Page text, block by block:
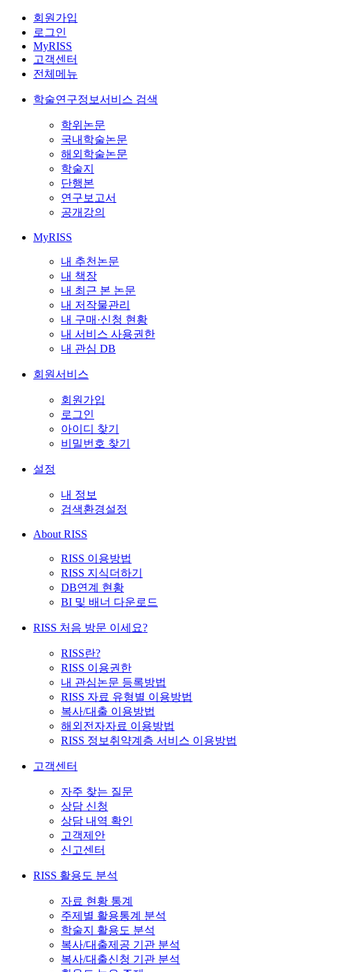
회원가입
로그인
MyRISS
고객센터
전체메뉴
학술연구정보서비스 검색
학위논문
국내학술논문
해외학술논문
학술지
단행본
연구보고서
공개강의
MyRISS
내 추천논문
내 책장
내 최근 본 논문
내 저작물관리
내 구매·신청 현황
내 서비스 사용권한
내 관심 DB
회원서비스
회원가입
로그인
아이디 찾기
비밀번호 찾기
설정
내 정보
검색환경설정
About RISS
RISS 이용방법
RISS 지식더하기
DB연계 현황
BI 및 배너 다운로드
RISS 처음 방문 이세요?
RISS란?
RISS 이용권한
내 관심논문 등록방법
RISS 자료 유형별 이용방법
복사/대출 이용방법
해외전자자료 이용방법
RISS 정보취약계층 서비스 이용방법
고객센터
자주 찾는 질문
상담 신청
상담 내역 확인
고객제안
신고센터
RISS 활용도 분석
자료 현황 통계
주제별 활용통계 분석
학술지 활용도 분석
복사/대출제공 기관 분석
복사/대출신청 기관 분석